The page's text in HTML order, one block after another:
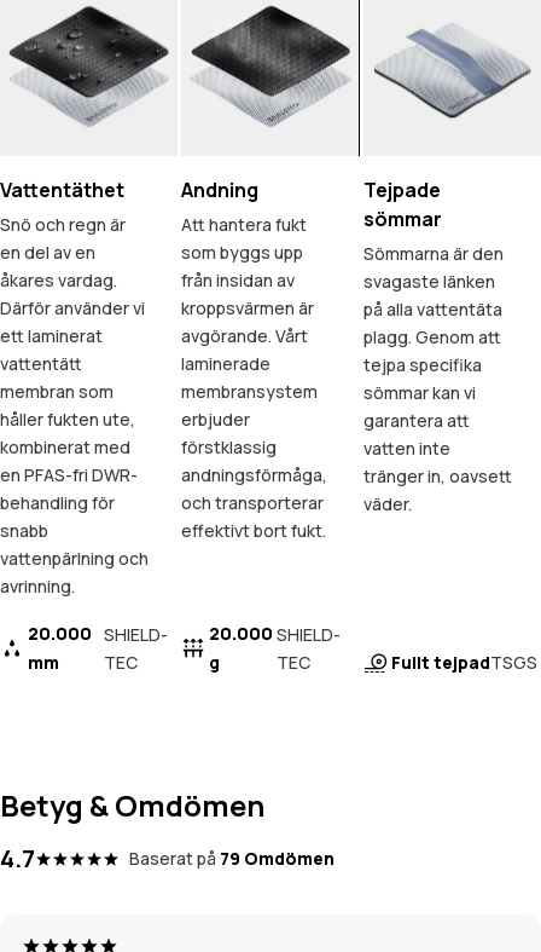
Vattentäthet
Snö och regn är
en del av en
åkares vardag.
Därför använder vi
ett laminerat
vattentätt
membran som
håller fukten ute,
kombinerat med
en PFAS-fri DWR-
behandling för
snabb
vattenpärlning och
avrinning.
20.000
mm
SHIELD-
TEC
Andning
Att hantera fukt
som byggs upp
från insidan av
kroppsvärmen är
avgörande. Vårt
laminerade
membransystem
erbjuder
förstklassig
andningsförmåga,
och transporterar
effektivt bort fukt.
20.000
g
SHIELD-
TEC
Tejpade
sömmar
Sömmarna är den
svagaste länken
på alla vattentäta
plagg. Genom att
tejpa specifika
sömmar kan vi
garantera att
vatten inte
tränger in, oavsett
väder.
Fullt tejpadTSGS
Betyg & Omdömen
4.7 Baserat på 79 Omdömen